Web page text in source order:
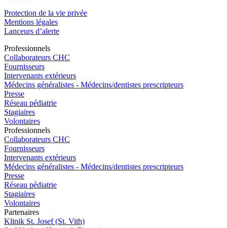
Protection de la vie privée
Mentions légales
Lanceurs d’alerte
Professionnels
Collaborateurs CHC
Fournisseurs
Intervenants extérieurs
Médecins généralistes - Médecins/dentistes prescripteurs
Presse
Réseau pédiatrie
Stagiaires
Volontaires
Professionnels
Collaborateurs CHC
Fournisseurs
Intervenants extérieurs
Médecins généralistes - Médecins/dentistes prescripteurs
Presse
Réseau pédiatrie
Stagiaires
Volontaires
Partenaires
Klinik St. Josef (St. Vith)